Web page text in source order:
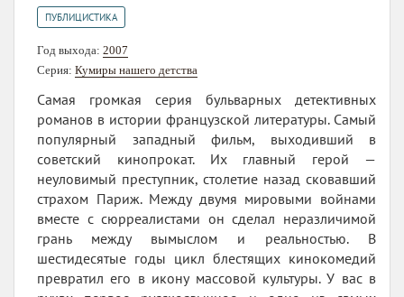
ПУБЛИЦИСТИКА
Год выхода: 2007
Серия: Кумиры нашего детства
Самая громкая серия бульварных детективных
романов в истории французской литературы. Самый
популярный западный фильм, выходивший в
советский кинопрокат. Их главный герой —
неуловимый преступник, столетие назад сковавший
страхом Париж. Между двумя мировыми войнами
вместе с сюрреалистами он сделал неразличимой
грань между вымыслом и реальностью. В
шестидесятые годы цикл блестящих кинокомедий
превратил его в икону массовой культуры. У вас в